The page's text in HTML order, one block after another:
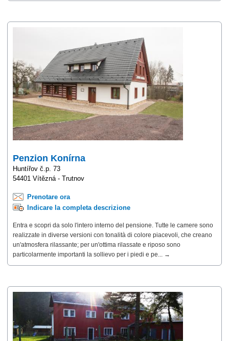
Penzion Konírna
Huntířov č.p. 73
54401 Vítězná - Trutnov
Prenotare ora
Indicare la completa descrizione
Entra e scopri da solo l'intero interno del pensione. Tutte le camere sono
realizzate in diverse versioni con tonalità di colore piacevoli, che creano
un'atmosfera rilassante; per un'ottima rilassate e riposo sono
particolarmente importanti la sollievo per i piedi e pe... →